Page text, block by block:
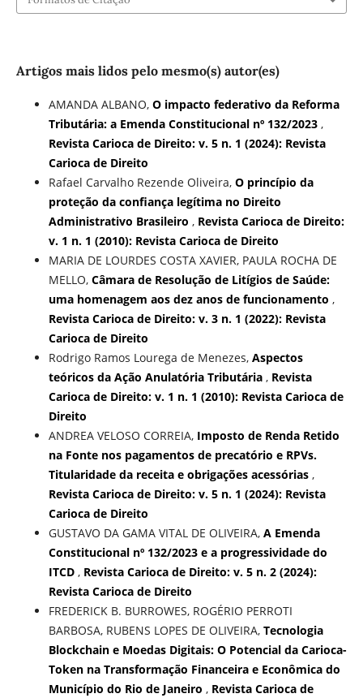
Artigos mais lidos pelo mesmo(s) autor(es)
AMANDA ALBANO, O impacto federativo da Reforma
Tributária: a Emenda Constitucional nº 132/2023 ,
Revista Carioca de Direito: v. 5 n. 1 (2024): Revista
Carioca de Direito
Rafael Carvalho Rezende Oliveira, O princípio da
proteção da confiança legítima no Direito
Administrativo Brasileiro , Revista Carioca de Direito:
v. 1 n. 1 (2010): Revista Carioca de Direito
MARIA DE LOURDES COSTA XAVIER, PAULA ROCHA DE
MELLO, Câmara de Resolução de Litígios de Saúde:
uma homenagem aos dez anos de funcionamento ,
Revista Carioca de Direito: v. 3 n. 1 (2022): Revista
Carioca de Direito
Rodrigo Ramos Lourega de Menezes, Aspectos
teóricos da Ação Anulatória Tributária , Revista
Carioca de Direito: v. 1 n. 1 (2010): Revista Carioca de
Direito
ANDREA VELOSO CORREIA, Imposto de Renda Retido
na Fonte nos pagamentos de precatório e RPVs.
Titularidade da receita e obrigações acessórias ,
Revista Carioca de Direito: v. 5 n. 1 (2024): Revista
Carioca de Direito
GUSTAVO DA GAMA VITAL DE OLIVEIRA, A Emenda
Constitucional nº 132/2023 e a progressividade do
ITCD , Revista Carioca de Direito: v. 5 n. 2 (2024):
Revista Carioca de Direito
FREDERICK B. BURROWES, ROGÉRIO PERROTI
BARBOSA, RUBENS LOPES DE OLIVEIRA, Tecnologia
Blockchain e Moedas Digitais: O Potencial da Carioca-
Token na Transformação Financeira e Econômica do
Município do Rio de Janeiro , Revista Carioca de